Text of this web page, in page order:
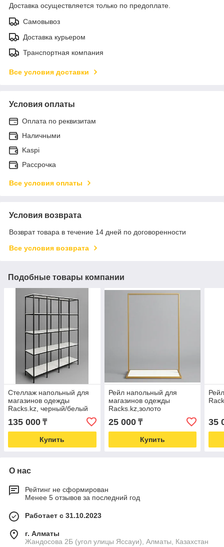
Доставка осуществляется только по предоплате.
Самовывоз
Доставка курьером
Транспортная компания
Все условия доставки
Условия оплаты
Оплата по реквизитам
Наличными
Kaspi
Рассрочка
Все условия оплаты
Условия возврата
Возврат товара в течение 14 дней по договоренности
Все условия возврата
Подобные товары компании
Стеллаж напольный для
магазинов одежды
Racks.kz, черный/белый
135 000 ₸
Купить
Рейл напольный для
магазинов одежды
Racks.kz,золото
25 000₸
Купить
35
О нас
Рейтинг не сформирован
Менее 5 отзывов за последний год
Работает с 31.10.2023
г. Алматы
Жандосова 2Б (угол улицы Яссауи), Алматы, Казахстан